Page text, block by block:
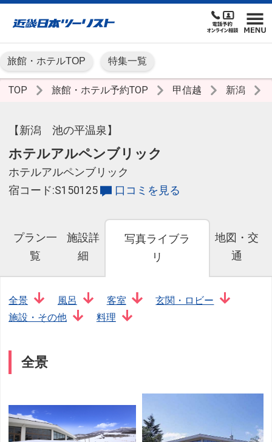
旅館・ホテルTOP 特集一覧
TOP 旅館・ホテル予約TOP 甲信越 新潟
【新潟 池の平温泉】
ホテルアルペンブリック
ホテルアルペンブリック
宿コード:S150125
口コミを見る
プラン一
覧
施設詳
細
写真ライブラ
リ
地図・交
通
全景 風呂 客室
玄関・ロビー
施設・その他
料理
全景